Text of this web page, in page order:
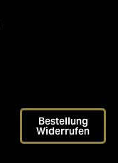
Bestellung
Widerrufen